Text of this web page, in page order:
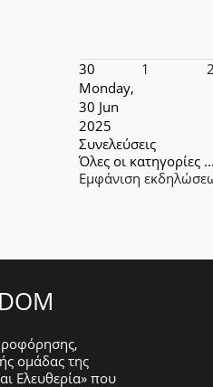
30
Monday,
30 Jun
2025
1 2
Συνελεύσεις
Όλες οι κατηγορίες ...
Εμφάνιση
ομάδας της
Ελευθερία» που